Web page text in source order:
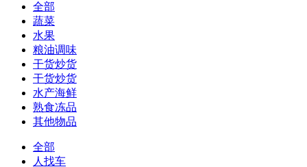
全部
蔬菜
水果
粮油调味
干货炒货
干货炒货
水产海鲜
熟食冻品
其他物品
全部
人找车